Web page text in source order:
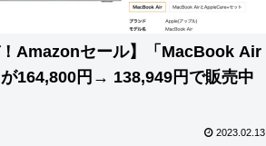
！Amazonセール】「MacBook Air
164,800円→ 138,949円で販売中
2023.02.13